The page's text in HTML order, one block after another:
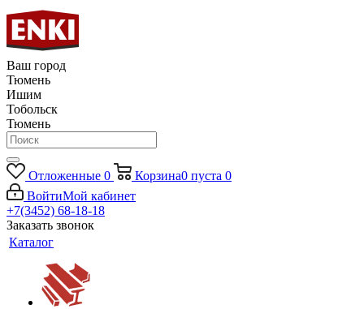
Ваш город
Тюмень
Ишим
Тобольск
Тюмень
Отложенные 0 Корзина0 пуста 0
ВойтиМой кабинет
+7(3452) 68-18-18
Заказать звонок
Каталог